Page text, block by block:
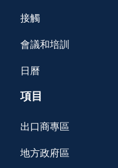
接觸
會議和培訓
日曆
項目
出口商專區
地方政府區